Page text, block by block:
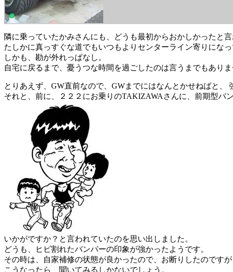
隣に乗っていたかみさんにも、どうも最初からおかしかったと
たしかに真っすぐな道でもいつもよりセンターライン寄りになっ
しかも、勘が外れっぱなし。
自宅に戻るまで、憂うつな時間を過ごしたのは言うまでもありま
とりあえず、GW直前なので、GWまでにはなんとかせねばと、
それと、前に、２２２にお乗りのTAKIZAWAさんに、前期型バ
いかがですか？と言われていたのを思い出しました。
どうも、ヒビ割れたバンパーの印象が強かったようです。
その時は、自家補修の状態が良かったので、お断りしたのですが
こうなったら、聞いてみるしかないでしょう。